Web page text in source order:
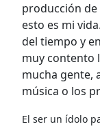
producción de
esto es mi
del tiempo y
muy contento
mucha gente,
música o los
El ser un ídolo